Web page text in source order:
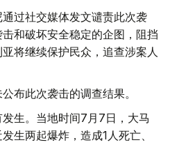
过社交媒体发文谴责此次袭
和破坏安全稳定的企图，阻挡
将继续保护民众，追查涉案人
布此次袭击的调查结果。
生。当地时间7月7日，大马
生两起爆炸，造成1人死亡、